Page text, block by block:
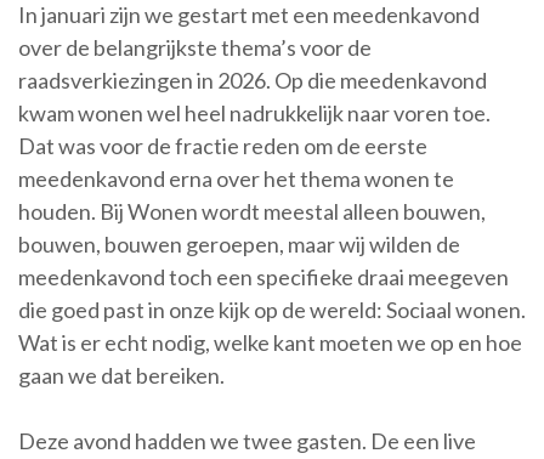
In januari zijn we gestart met een meedenkavond
over de belangrijkste thema’s voor de
raadsverkiezingen in 2026. Op die meedenkavond
kwam wonen wel heel nadrukkelijk naar voren toe.
Dat was voor de fractie reden om de eerste
meedenkavond erna over het thema wonen te
houden. Bij Wonen wordt meestal alleen bouwen,
bouwen, bouwen geroepen, maar wij wilden de
meedenkavond toch een specifieke draai meegeven
die goed past in onze kijk op de wereld: Sociaal wonen.
Wat is er echt nodig, welke kant moeten we op en hoe
gaan we dat bereiken.
Deze avond hadden we twee gasten. De een live